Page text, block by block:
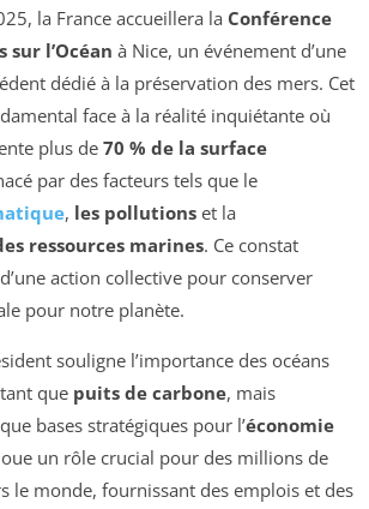
la France accueillera la Conférence
sur l’Océan à Nice, un événement d’une
dédié à la préservation des mers. Cet
face à la réalité inquiétante où
plus de 70 % de la surface
par des facteurs tels que le
, les pollutions et la
ressources marines. Ce constat
action collective pour conserver
pour notre planète.
souligne l’importance des océans
que puits de carbone, mais
bases stratégiques pour l’économie
un rôle crucial pour des millions de
le monde, fournissant des emplois et des